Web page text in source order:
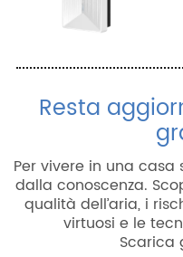
Resta
Per vivere in una
dalla conoscenza.
qualità dell’aria, i
virtuosi e le
Scarica